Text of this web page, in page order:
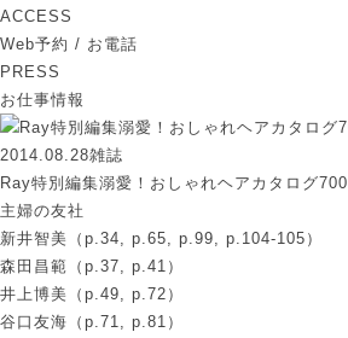
ACCESS
Web予約 / お電話
PRESS
お仕事情報
2014.08.28雑誌
Ray特別編集溺愛！おしゃれヘアカタログ700
主婦の友社
新井智美（p.34, p.65, p.99, p.104-105）
森田昌範（p.37, p.41）
井上博美（p.49, p.72）
谷口友海（p.71, p.81）